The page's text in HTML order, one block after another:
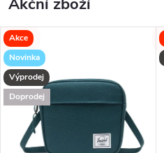
Akce
Novinka
Výprodej
Doprodej